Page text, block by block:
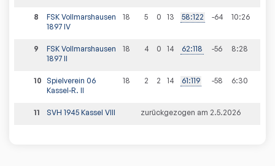
8
FSK Vollmarshausen
1897 IV
18 5 0 13 58:122 -64 10:26
9
FSK Vollmarshausen
1897 II
18 4 0 14 62:118 -56 8:28
10
Spielverein 06
Kassel-R. II
18 2 2 14 61:119 -58 6:30
11 SVH 1945 Kassel VIII zurückgezogen am 2.5.2026